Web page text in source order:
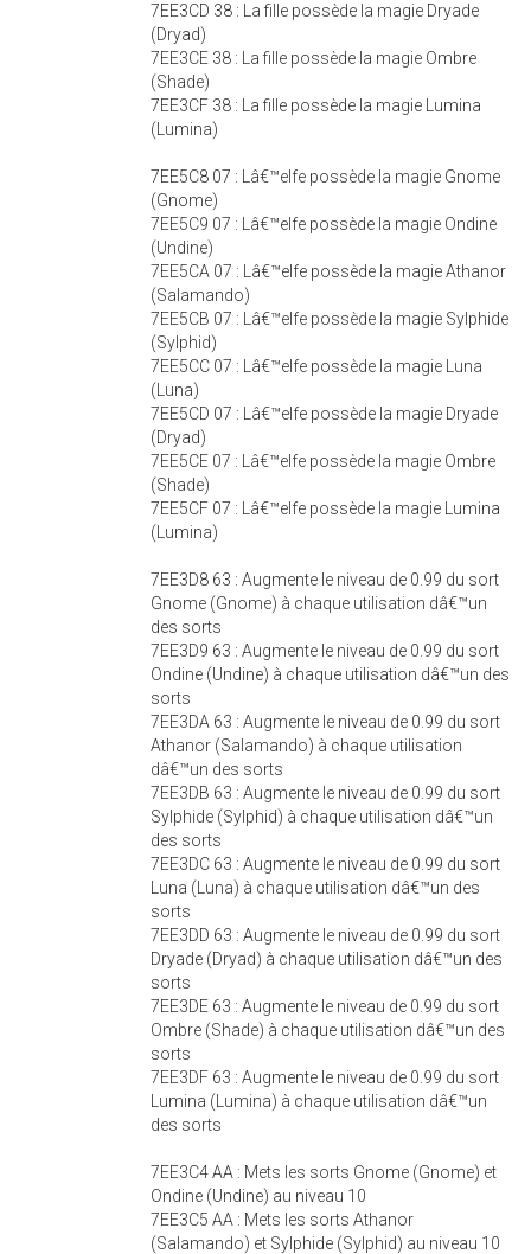
7EE3CD 38 : La fille possède la magie Dryade
(Dryad)
7EE3CE 38 : La fille possède la magie Ombre
(Shade)
7EE3CF 38 : La fille possède la magie Lumina
(Lumina)
7EE5C8 07 : Lâ€™elfe possède la magie Gnome
(Gnome)
7EE5C9 07 : Lâ€™elfe possède la magie Ondine
(Undine)
7EE5CA 07 : Lâ€™elfe possède la magie Athanor
(Salamando)
7EE5CB 07 : Lâ€™elfe possède la magie Sylphide
(Sylphid)
7EE5CC 07 : Lâ€™elfe possède la magie Luna
(Luna)
7EE5CD 07 : Lâ€™elfe possède la magie Dryade
(Dryad)
7EE5CE 07 : Lâ€™elfe possède la magie Ombre
(Shade)
7EE5CF 07 : Lâ€™elfe possède la magie Lumina
(Lumina)
7EE3D8 63 : Augmente le niveau de 0.99 du sort
Gnome (Gnome) à chaque utilisation dâ€™un
des sorts
7EE3D9 63 : Augmente le niveau de 0.99 du sort
Ondine (Undine) à chaque utilisation dâ€™un des
sorts
7EE3DA 63 : Augmente le niveau de 0.99 du sort
Athanor (Salamando) à chaque utilisation
dâ€™un des sorts
7EE3DB 63 : Augmente le niveau de 0.99 du sort
Sylphide (Sylphid) à chaque utilisation dâ€™un
des sorts
7EE3DC 63 : Augmente le niveau de 0.99 du sort
Luna (Luna) à chaque utilisation dâ€™un des
sorts
7EE3DD 63 : Augmente le niveau de 0.99 du sort
Dryade (Dryad) à chaque utilisation dâ€™un des
sorts
7EE3DE 63 : Augmente le niveau de 0.99 du sort
Ombre (Shade) à chaque utilisation dâ€™un des
sorts
7EE3DF 63 : Augmente le niveau de 0.99 du sort
Lumina (Lumina) à chaque utilisation dâ€™un
des sorts
7EE3C4 AA : Mets les sorts Gnome (Gnome) et
Ondine (Undine) au niveau 10
7EE3C5 AA : Mets les sorts Athanor
(Salamando) et Sylphide (Sylphid) au niveau 10